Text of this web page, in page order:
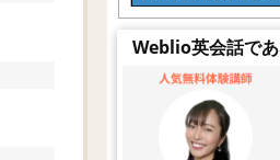
Weblio英会話で